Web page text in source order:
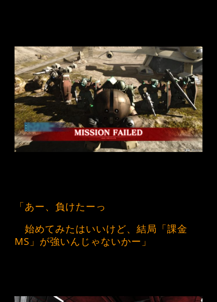
「あー、負けたーっ
始めてみたはいいけど、結局「課金
MS」が強いんじゃないかー」